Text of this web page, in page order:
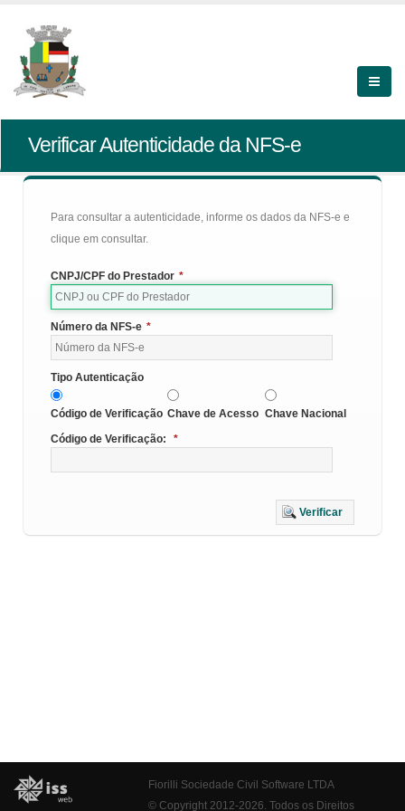
Verificar Autenticidade da NFS-e
Para consultar a autenticidade, informe os dados da NFS-e e
clique em consultar.
CNPJ/CPF do Prestador *
Número da NFS-e *
Tipo Autenticação
Código de Verificação Chave de Acesso Chave Nacional
Código de Verificação:
*
Verificar
Fiorilli Sociedade Civil Software LTDA
© Copyright 2012-2026. Todos os Direitos